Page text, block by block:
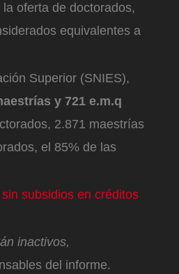
oferta de doctorados,
equivalentes a
Superior (SNIES),
y 721 e.m.q
2.871 maestrías
el 85% de las
subsidios en créditos
inactivos,
del informe.